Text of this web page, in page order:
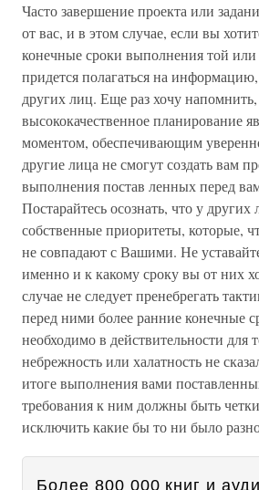
Часто завершение проекта или
от вас, и в этом случае, если вы
конечные сроки выполнения той
придется полагаться на
других лиц. Еще раз хочу
высококачественное планирование
моментом, обеспечивающим
другие лица не смогут создать вам
выполнения постав ленных перед
Постарайтесь осознать, что у других
собственные приоритеты, которые,
не совпадают с Вашими. Не
именно и к какому сроку вы от них
случае не следует пренебрегать
перед ними более ранние конечные
необходимо в действительности для
небрежность или халатность не
итоге выполнения вами
требования к ним должны быть
исключить какие бы то ни было
Более 800 000 книг и